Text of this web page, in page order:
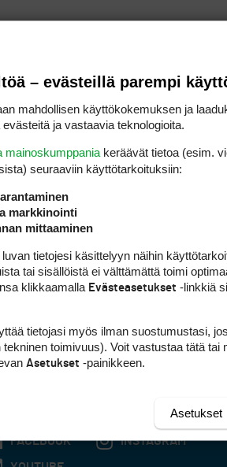
FACEBOOK INSTAGRAM
– evästeillä parempi
mahdollisen käyttökokemuksen ja
ja vastaavia teknologioita.
mainoskumppania keräävät tietoa (esim.
seuraaviin käyttötarkoituksiin:
markkinointi
mittaaminen
tietojesi käsittelyyn näihin
tai sisällöistä ei välttämättä toimi
klikkaamalla Evästeasetukset -linkkiä
tietojasi myös ilman suostumustasi,
toimivuus). Voit vastustaa tätä tai
Asetukset -painikkeen.
Asetukset